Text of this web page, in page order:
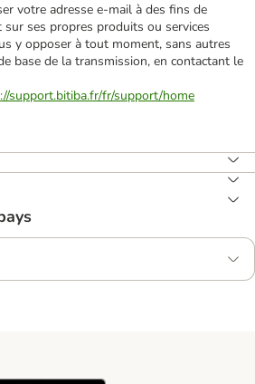
votre adresse e‑mail à des fins de
ses propres produits ou services
y opposer à tout moment, sans autres
base de la transmission, en contactant le
support.bitiba.fr/fr/support/home